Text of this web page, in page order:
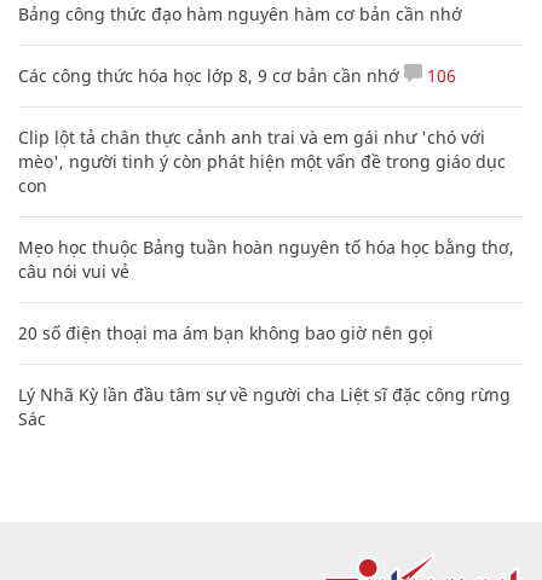
Bảng công thức đạo hàm nguyên hàm cơ bản cần nhớ
Các công thức hóa học lớp 8, 9 cơ bản cần nhớ 106
Clip lột tả chân thực cảnh anh trai và em gái như 'chó với
mèo', người tinh ý còn phát hiện một vấn đề trong giáo dục
con
Mẹo học thuộc Bảng tuần hoàn nguyên tố hóa học bằng thơ,
câu nói vui vẻ
20 số điện thoại ma ám bạn không bao giờ nên gọi
Lý Nhã Kỳ lần đầu tâm sự về người cha Liệt sĩ đặc công rừng
Sác